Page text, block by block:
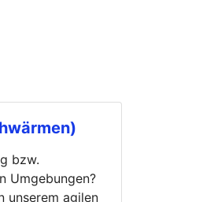
bzw.
Umgebungen?
unserem agilen